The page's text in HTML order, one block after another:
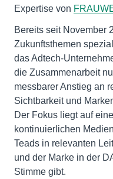
Expertise von
Bereits seit November
Zukunftsthemen
das Adtech-
die Zusammenarbeit
messbarer Anstieg an
Sichtbarkeit und
Der Fokus liegt auf
kontinuierlichen
Teads in relevanten
und der Marke in der
Stimme gibt.